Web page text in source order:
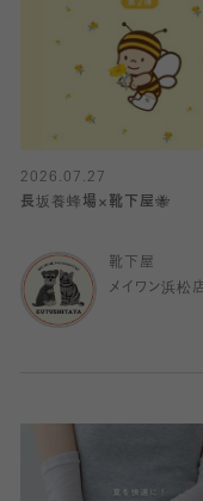
2026.07.27
長坂養蜂場×靴下屋🐝
靴下屋
メイワン浜松